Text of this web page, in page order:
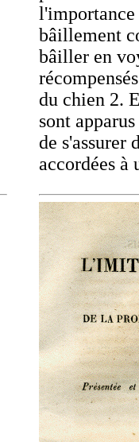
l'importance
bâillement
bâiller en
du chien 2.
sont
de s'assurer
accordées à